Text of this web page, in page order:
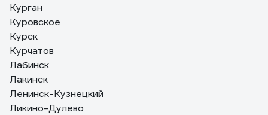
Курган
Куровское
Курск
Курчатов
Лабинск
Лакинск
Ленинск-Кузнецкий
Ликино-Дулево